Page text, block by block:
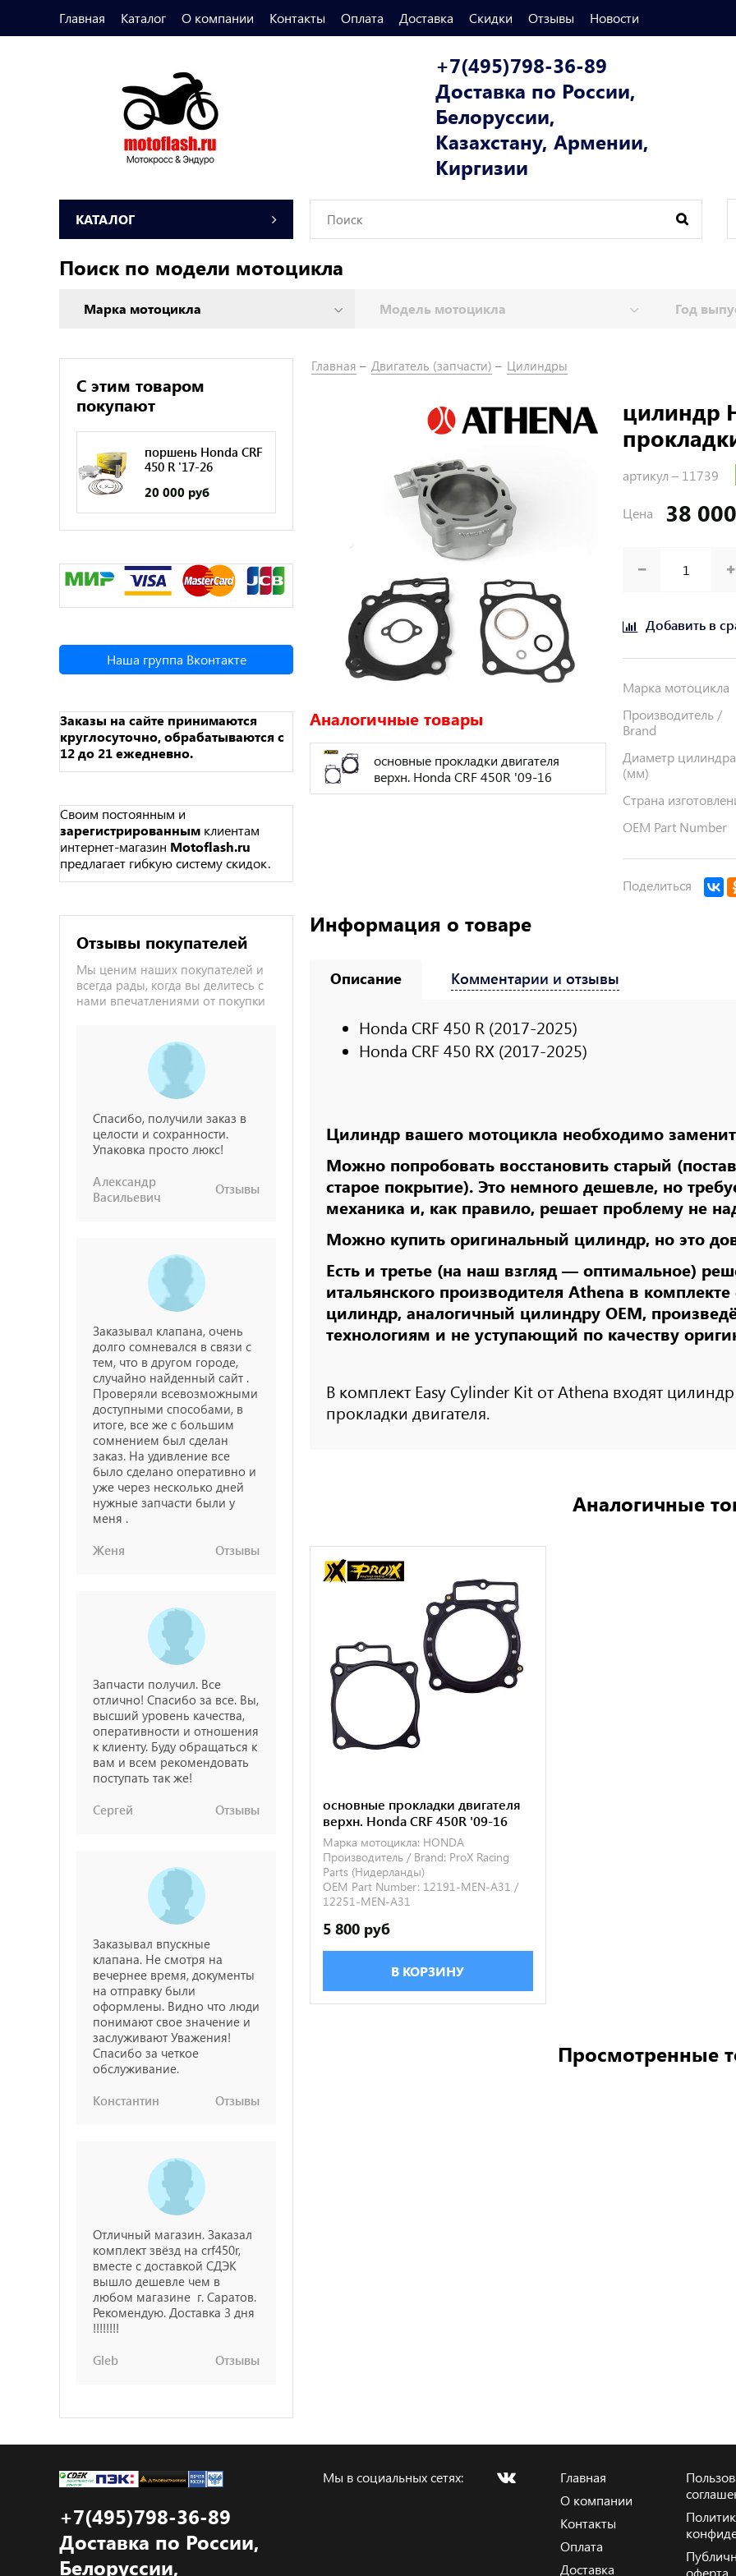
Главная Каталог О компании Контакты Оплата Доставка Скидки Отзывы Новости
+7(495)798-36-89
Доставка по России,
Белоруссии,
Казахстану, Армении,
Киргизии
КАТАЛОГ
Поиск по модели мотоцикла
С этим товаром
покупают
поршень Honda CRF
450 R '17-26
20 000 руб
Наша группа Вконтакте
Заказы на сайте принимаются
круглосуточно, обрабатываются с
12 до 21 ежедневно.
Своим постоянным и
зарегистрированным клиентам
интернет-магазин Motoflash.ru
предлагает гибкую систему скидок.
Отзывы покупателей
Мы ценим наших покупателей и
всегда рады, когда вы делитесь с
нами впечатлениями от покупки
Спасибо, получили заказ в
целости и сохранности.
Упаковка просто люкс!
Александр
Васильевич
Отзывы
Заказывал клапана, очень
долго сомневался в связи с
тем, что в другом городе,
случайно найденный сайт .
Проверяли всевозможными
доступными способами, в
итоге, все же с большим
сомнением был сделан
заказ. На удивление все
было сделано оперативно и
уже через несколько дней
нужные запчасти были у
меня .
Женя
Отзывы
Запчасти получил. Все
отлично! Спасибо за все. Вы,
высший уровень качества,
оперативности и отношения
к клиенту. Буду обращаться к
вам и всем рекомендовать
поступать так же!
Сергей
Отзывы
Заказывал впускные
клапана. Не смотря на
вечернее время, документы
на отправку были
оформлены. Видно что люди
понимают свое значение и
заслуживают Уважения!
Спасибо за четкое
обслуживание.
Константин
Отзывы
Отличный магазин. Заказал
комплект звёзд на crf450r,
вместе с доставкой СДЭК
вышло дешевле чем в
любом магазине г. Саратов.
Рекомендую. Доставка 3 дня
!!!!!!!!
Gleb
Отзывы
Главная Двигатель (запчасти) Цилиндры
Аналогичные товары
основные прокладки двигателя
верхн. Honda CRF 450R '09-16
цилиндр
артикул – 11739
Цена 38
Добавить в
Марка мотоцикла
Производитель /
Brand
Диаметр цилиндра
(мм)
Страна
OEM Part Number
Поделиться
Информация о товаре
Описание
Honda CRF 450 R (2017-2025)
Honda CRF 450 RX (2017-2025)
Цилиндр вашего мотоцикла необходимо
Можно попробовать восстановить старый
старое покрытие). Это немного дешевле, но
механика и, как правило, решает проблему не
Можно купить оригинальный цилиндр, но это
Есть и третье (на наш взгляд — оптимальное)
итальянского производителя Athena в
цилиндр, аналогичный цилиндру OEM,
технологиям и не уступающий по качеству
В комплект Easy Cylinder Kit от Athena входят
прокладки двигателя.
Комментарии и отзывы
Аналогичные
основные прокладки двигателя
верхн. Honda CRF 450R '09-16
Марка мотоцикла: HONDA
Производитель / Brand: ProX Racing
Parts (Нидерланды)
OEM Part Number: 12191-MEN-A31 /
12251-MEN-A31
5 800 руб
В КОРЗИНУ
Просмотренные
+7(495)798-36-89
Доставка по России,
Белоруссии,
Мы в социальных сетях:
Главная
О компании
Контакты
Оплата
Доставка
оферта